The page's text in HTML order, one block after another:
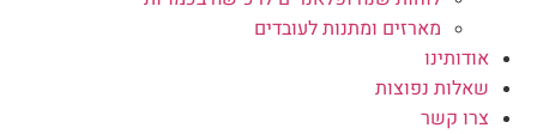
מארזים ומתנות לעובדים
אודותינו
שאלות נפוצות
צרו קשר